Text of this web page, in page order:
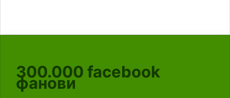
300.000 facebook
фанови